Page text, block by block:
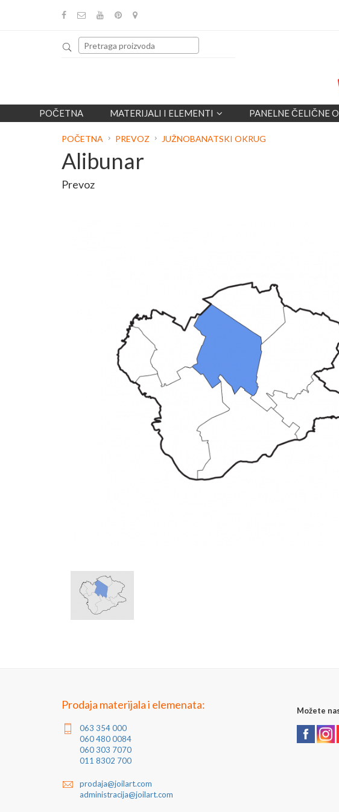
POČETNA MATERIJALI I ELEMENTI PANELNE ČELIČNE
POČETNA PREVOZ JUŽNOBANATSKI OKRUG
Alibunar
Prevoz
Prodaja materijala i elemenata:
063 354 000
060 480 0084
060 303 7070
011 8302 700
prodaja@joilart.com
administracija@joilart.com
Možete